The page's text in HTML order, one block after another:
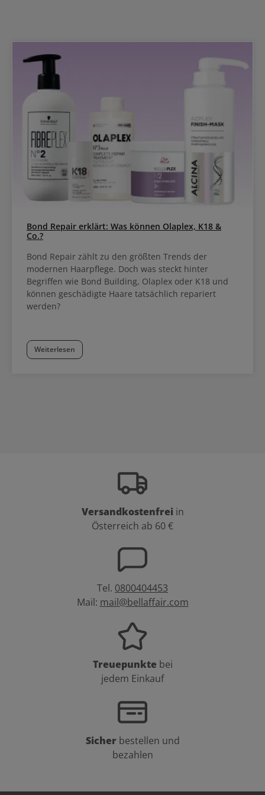
Bond Repair erklärt: Was können Olaplex, K18 &
Co.?
Bond Repair zählt zu den größten Trends der
modernen Haarpflege. Doch was steckt hinter
Begriffen wie Bond Building, Olaplex oder K18 und
können geschädigte Haare tatsächlich repariert
werden?
Weiterlesen
Versandkostenfrei in
Österreich ab 60 €
Tel. 0800404453
Mail: mail@bellaffair.com
Treuepunkte bei
jedem Einkauf
Sicher bestellen und
bezahlen